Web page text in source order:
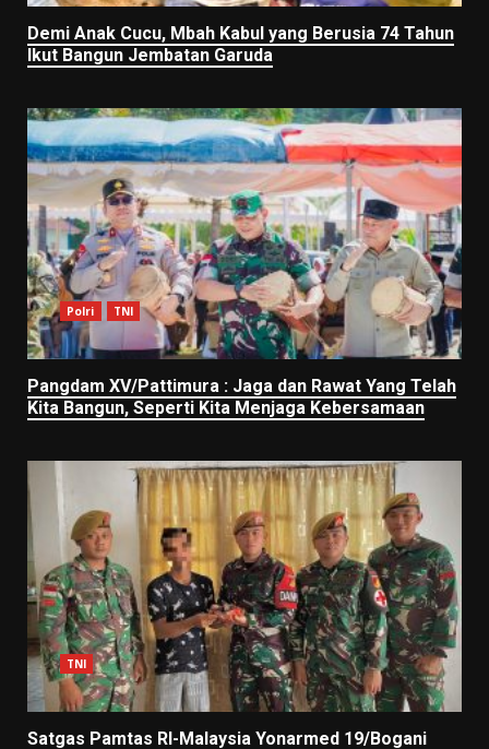
Demi Anak Cucu, Mbah Kabul yang Berusia 74 Tahun
Ikut Bangun Jembatan Garuda
Polri TNI
Pangdam XV/Pattimura : Jaga dan Rawat Yang Telah
Kita Bangun, Seperti Kita Menjaga Kebersamaan
TNI
Satgas Pamtas RI-Malaysia Yonarmed 19/Bogani